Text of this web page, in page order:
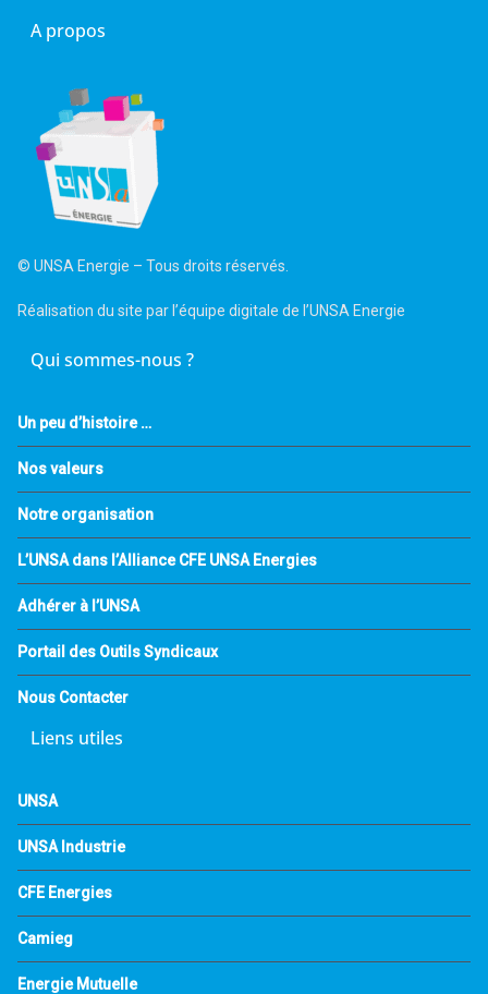
A propos
© UNSA Energie – Tous droits réservés.
Réalisation du site par l’équipe digitale de l’UNSA Energie
Qui sommes-nous ?
Un peu d’histoire …
Nos valeurs
Notre organisation
L’UNSA dans l’Alliance CFE UNSA Energies
Adhérer à l’UNSA
Portail des Outils Syndicaux
Nous Contacter
Liens utiles
UNSA
UNSA Industrie
CFE Energies
Camieg
Energie Mutuelle